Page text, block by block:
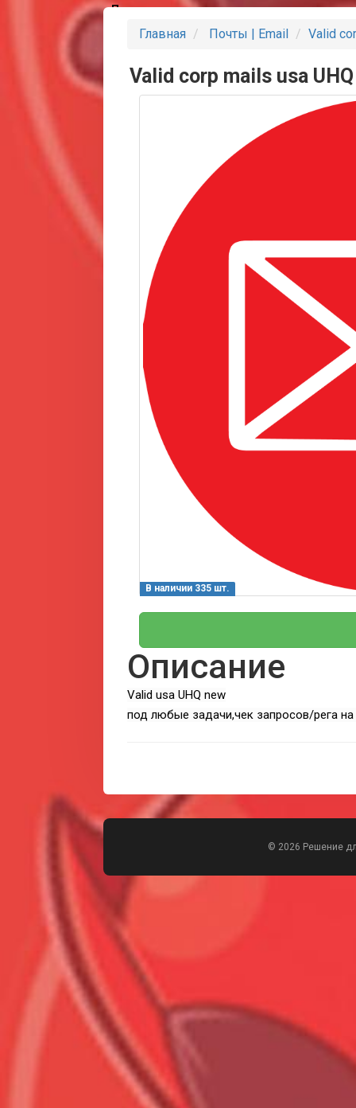
Партнеры
Главная Почты | Email Valid
Valid corp mails usa
В наличии 335 шт.
Описание
Valid usa UHQ new
под любые задачи,чек запросов/рега на
© 2026 Решение